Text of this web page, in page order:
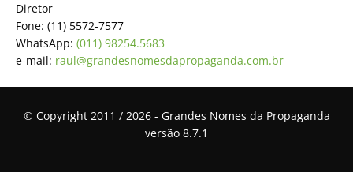
Diretor
Fone: (11) 5572-7577
WhatsApp: (011) 98254.5683
e-mail: raul@grandesnomesdapropaganda.com.br
© Copyright 2011 / 2026 - Grandes Nomes da Propaganda
versão 8.7.1